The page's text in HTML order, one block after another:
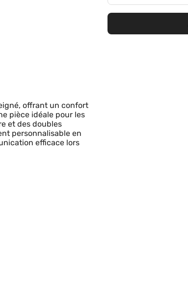
offrant un confort
pièce idéale pour les
et des doubles
personnalisable en
efficace lors